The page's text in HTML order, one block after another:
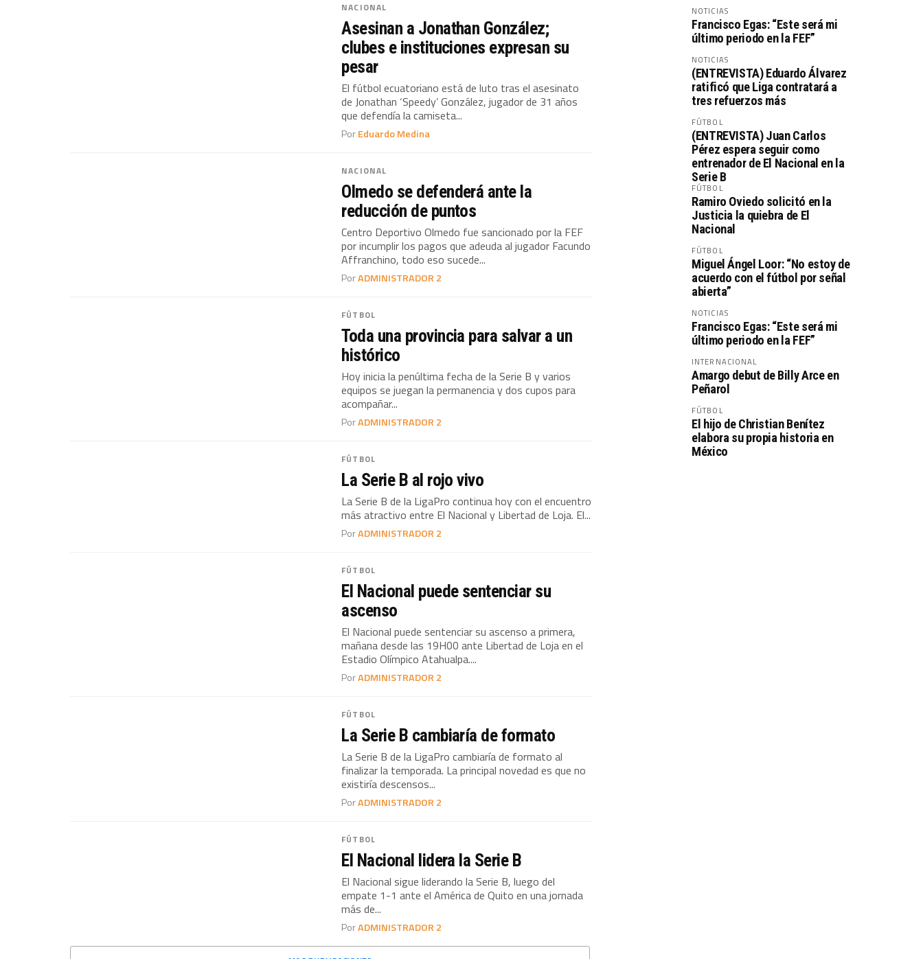
NACIONAL
Asesinan a Jonathan González;
clubes e instituciones expresan su
pesar
El fútbol ecuatoriano está de luto tras el asesinato
de Jonathan ‘Speedy’ González, jugador de 31 años
que defendía la camiseta...
PorEduardo Medina
NACIONAL
Olmedo se defenderá ante la
reducción de puntos
Centro Deportivo Olmedo fue sancionado por la FEF
por incumplir los pagos que adeuda al jugador Facundo
Affranchino, todo eso sucede...
PorADMINISTRADOR 2
FÚTBOL
Toda una provincia para salvar a un
histórico
Hoy inicia la penúltima fecha de la Serie B y varios
equipos se juegan la permanencia y dos cupos para
acompañar...
PorADMINISTRADOR 2
FÚTBOL
La Serie B al rojo vivo
La Serie B de la LigaPro continua hoy con el encuentro
más atractivo entre El Nacional y Libertad de Loja. El...
PorADMINISTRADOR 2
FÚTBOL
El Nacional puede sentenciar su
ascenso
El Nacional puede sentenciar su ascenso a primera,
mañana desde las 19H00 ante Libertad de Loja en el
Estadio Olímpico Atahualpa....
PorADMINISTRADOR 2
FÚTBOL
La Serie B cambiaría de formato
La Serie B de la LigaPro cambiaría de formato al
finalizar la temporada. La principal novedad es que no
existiría descensos...
PorADMINISTRADOR 2
FÚTBOL
El Nacional lidera la Serie B
El Nacional sigue liderando la Serie B, luego del
empate 1-1 ante el América de Quito en una jornada
más de...
PorADMINISTRADOR 2
NOTICIAS
Francisco Egas: “Este será mi
último periodo en la FEF”
NOTICIAS
(ENTREVISTA) Eduardo Álvarez
ratificó que Liga contratará a
tres refuerzos más
FÚTBOL
(ENTREVISTA) Juan Carlos
Pérez espera seguir como
entrenador de El Nacional en la
Serie B
FÚTBOL
Ramiro Oviedo solicitó en la
Justicia la quiebra de El
Nacional
FÚTBOL
Miguel Ángel Loor: “No estoy de
acuerdo con el fútbol por señal
abierta”
NOTICIAS
Francisco Egas: “Este será mi
último periodo en la FEF”
INTERNACIONAL
Amargo debut de Billy Arce en
Peñarol
FÚTBOL
El hijo de Christian Benítez
elabora su propia historia en
México